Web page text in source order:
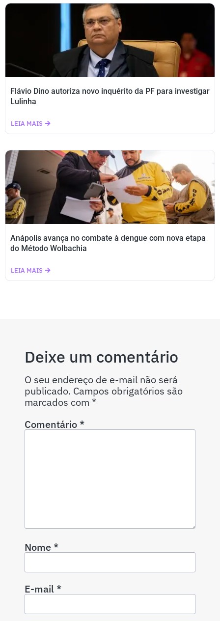
Flávio Dino autoriza novo inquérito da PF para investigar
Lulinha
LEIA MAIS
Anápolis avança no combate à dengue com nova etapa
do Método Wolbachia
LEIA MAIS
Deixe um comentário
O seu endereço de e-mail não será
publicado. Campos obrigatórios são
marcados com *
Comentário*
Nome*
E-mail*